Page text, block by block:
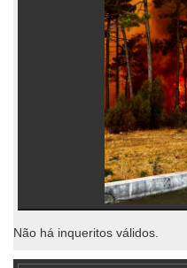
Não há inqueritos válidos.